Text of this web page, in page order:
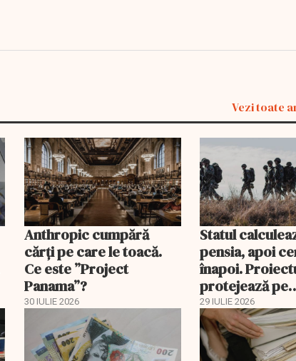
Vezi toate
Anthropic cumpără
cărți pe care le toacă.
Ce este ”Project
Panama”?
30 IULIE 2026
Statul
pensia, apoi
înapoi.
protejează pe
pensionarii
29 IULIE 2026